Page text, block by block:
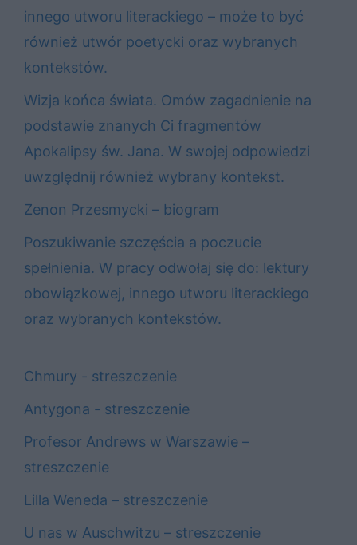
innego utworu literackiego – może to być
również utwór poetycki oraz wybranych
kontekstów.
Wizja końca świata. Omów zagadnienie na
podstawie znanych Ci fragmentów
Apokalipsy św. Jana. W swojej odpowiedzi
uwzględnij również wybrany kontekst.
Zenon Przesmycki – biogram
Poszukiwanie szczęścia a poczucie
spełnienia. W pracy odwołaj się do: lektury
obowiązkowej, innego utworu literackiego
oraz wybranych kontekstów.
Chmury - streszczenie
Antygona - streszczenie
Profesor Andrews w Warszawie –
streszczenie
Lilla Weneda – streszczenie
U nas w Auschwitzu – streszczenie